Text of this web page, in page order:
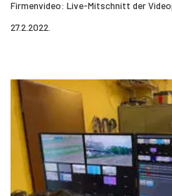
Firmenvideo: Live-Mitschnitt der
27.2.2022.